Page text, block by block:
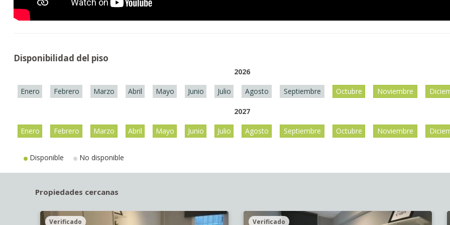
Disponibilidad del piso
2026
Enero Febrero Marzo Abril Mayo Junio Julio Agosto Septiembre Octubre Noviembre
2027
Enero Febrero Marzo Abril Mayo Junio Julio Agosto Septiembre Octubre Noviembre
Disponible No disponible
Propiedades cercanas
Verificado Verificado